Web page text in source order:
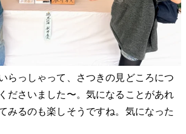
らっしゃって、さつきの見どころにつ
ださいました〜。気になることがあれ
みるのも楽しそうですね。気になった